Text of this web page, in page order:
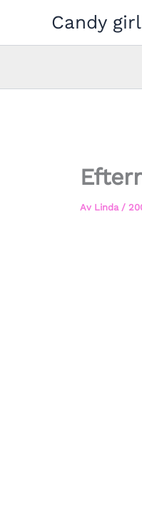
innehåll
Candy girl
Av Linda /